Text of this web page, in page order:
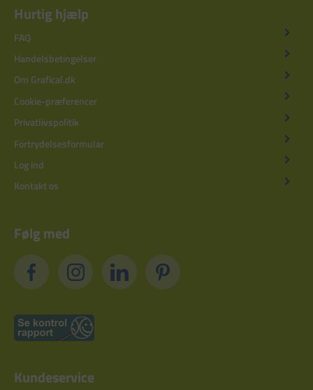
Hurtig hjælp
FAQ
Handelsbetingelser
Om Grafical.dk
Cookie-præferencer
Privatlivspolitik
Fortrydelsesformular
Log ind
Kontakt os
Følg med
Kundeservice